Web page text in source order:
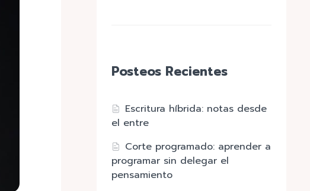
Posteos Recientes
Escritura híbrida: notas desde
el entre
Corte programado: aprender a
programar sin delegar el
pensamiento